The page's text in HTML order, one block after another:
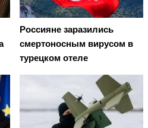
Россияне заразились
смертоносным вирусом в
турецком отеле